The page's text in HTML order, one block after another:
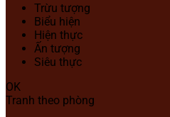
Trừu tượng
Biểu hiện
Hiện thực
Ấn tượng
Siêu thực
OK
Tranh theo phòng